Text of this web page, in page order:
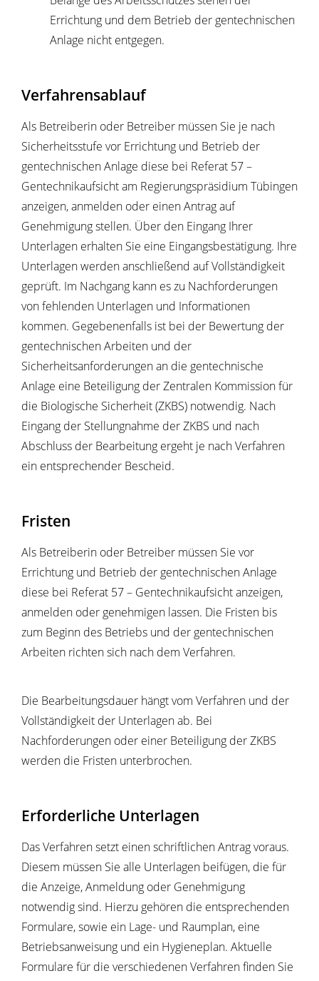
Errichtung und dem Betrieb der gentechnischen
Anlage nicht entgegen.
Verfahrensablauf
Als Betreiberin oder Betreiber müssen Sie je nach
Sicherheitsstufe vor Errichtung und Betrieb der
gentechnischen Anlage diese bei Referat 57 –
Gentechnikaufsicht am Regierungspräsidium Tübingen
anzeigen, anmelden oder einen Antrag auf
Genehmigung stellen. Über den Eingang Ihrer
Unterlagen erhalten Sie eine Eingangsbestätigung. Ihre
Unterlagen werden anschließend auf Vollständigkeit
geprüft. Im Nachgang kann es zu Nachforderungen
von fehlenden Unterlagen und Informationen
kommen. Gegebenenfalls ist bei der Bewertung der
gentechnischen Arbeiten und der
Sicherheitsanforderungen an die gentechnische
Anlage eine Beteiligung der Zentralen Kommission für
die Biologische Sicherheit (ZKBS) notwendig. Nach
Eingang der Stellungnahme der ZKBS und nach
Abschluss der Bearbeitung ergeht je nach Verfahren
ein entsprechender Bescheid.
Fristen
Als Betreiberin oder Betreiber müssen Sie vor
Errichtung und Betrieb der gentechnischen Anlage
diese bei Referat 57 – Gentechnikaufsicht anzeigen,
anmelden oder genehmigen lassen. Die Fristen bis
zum Beginn des Betriebs und der gentechnischen
Arbeiten richten sich nach dem Verfahren.
Die Bearbeitungsdauer hängt vom Verfahren und der
Vollständigkeit der Unterlagen ab. Bei
Nachforderungen oder einer Beteiligung der ZKBS
werden die Fristen unterbrochen.
Erforderliche Unterlagen
Das Verfahren setzt einen schriftlichen Antrag voraus.
Diesem müssen Sie alle Unterlagen beifügen, die für
die Anzeige, Anmeldung oder Genehmigung
notwendig sind. Hierzu gehören die entsprechenden
Formulare, sowie ein Lage- und Raumplan, eine
Betriebsanweisung und ein Hygieneplan. Aktuelle
Formulare für die verschiedenen Verfahren finden Sie